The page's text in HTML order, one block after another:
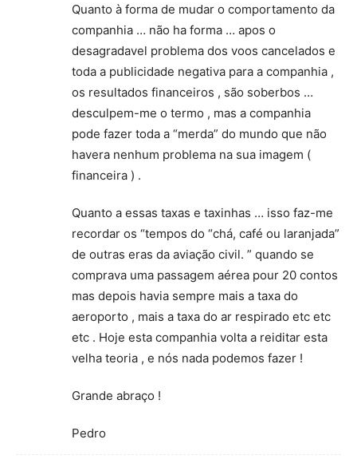
Quanto à forma de mudar o comportamento da
companhia … não ha forma … apos o
desagradavel problema dos voos cancelados e
toda a publicidade negativa para a companhia ,
os resultados financeiros , são soberbos …
desculpem-me o termo , mas a companhia
pode fazer toda a “merda” do mundo que não
havera nenhum problema na sua imagem (
financeira ) .
Quanto a essas taxas e taxinhas … isso faz-me
recordar os “tempos do “chá, café ou laranjada”
de outras eras da aviação civil. ” quando se
comprava uma passagem aérea pour 20 contos
mas depois havia sempre mais a taxa do
aeroporto , mais a taxa do ar respirado etc etc
etc . Hoje esta companhia volta a reiditar esta
velha teoria , e nós nada podemos fazer !
Grande abraço !
Pedro